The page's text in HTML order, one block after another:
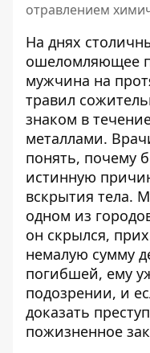
отравлением
На днях
ошеломляющее
мужчина на
травил
знаком в
металлами.
понять, почему
истинную
вскрытия тела.
одном из
он скрылся,
немалую сумму
погибшей, ему
подозрении, и
доказать
пожизненное